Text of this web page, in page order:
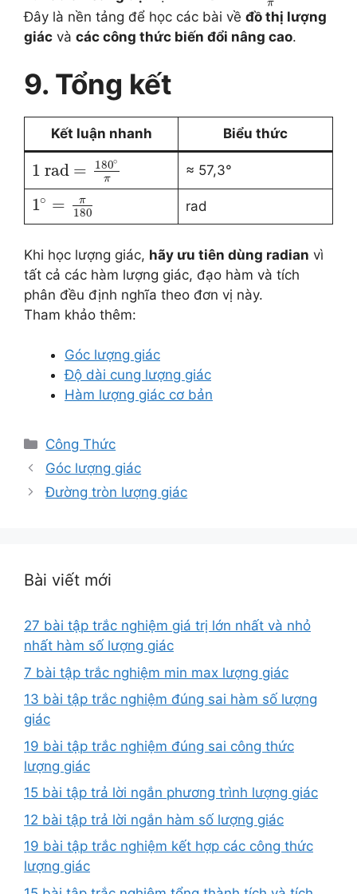
π
Đây là nền tảng để học các bài về đồ thị lượng
giác và các công thức biến đổi nâng cao.
9. Tổng kết
Kết luận nhanh Biểu thức
1 rad = 180∘
π ≈ 57,3°
1∘ = π
180 rad
Khi học lượng giác, hãy ưu tiên dùng radian vì
tất cả các hàm lượng giác, đạo hàm và tích
phân đều định nghĩa theo đơn vị này.
Tham khảo thêm:
Góc lượng giác
Độ dài cung lượng giác
Hàm lượng giác cơ bản
Danh
mục
Công Thức
Góc lượng giác
Đường tròn lượng giác
Bài viết mới
27 bài tập trắc nghiệm giá trị lớn nhất và nhỏ
nhất hàm số lượng giác
7 bài tập trắc nghiệm min max lượng giác
13 bài tập trắc nghiệm đúng sai hàm số lượng
giác
19 bài tập trắc nghiệm đúng sai công thức
lượng giác
15 bài tập trả lời ngắn phương trình lượng giác
12 bài tập trả lời ngắn hàm số lượng giác
19 bài tập trắc nghiệm kết hợp các công thức
lượng giác